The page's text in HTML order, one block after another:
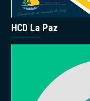
HCD La Paz